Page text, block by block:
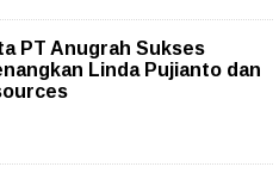
PT Anugrah Sukses
Linda Pujianto dan